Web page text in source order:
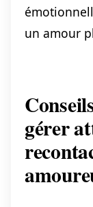
un amour
gérer